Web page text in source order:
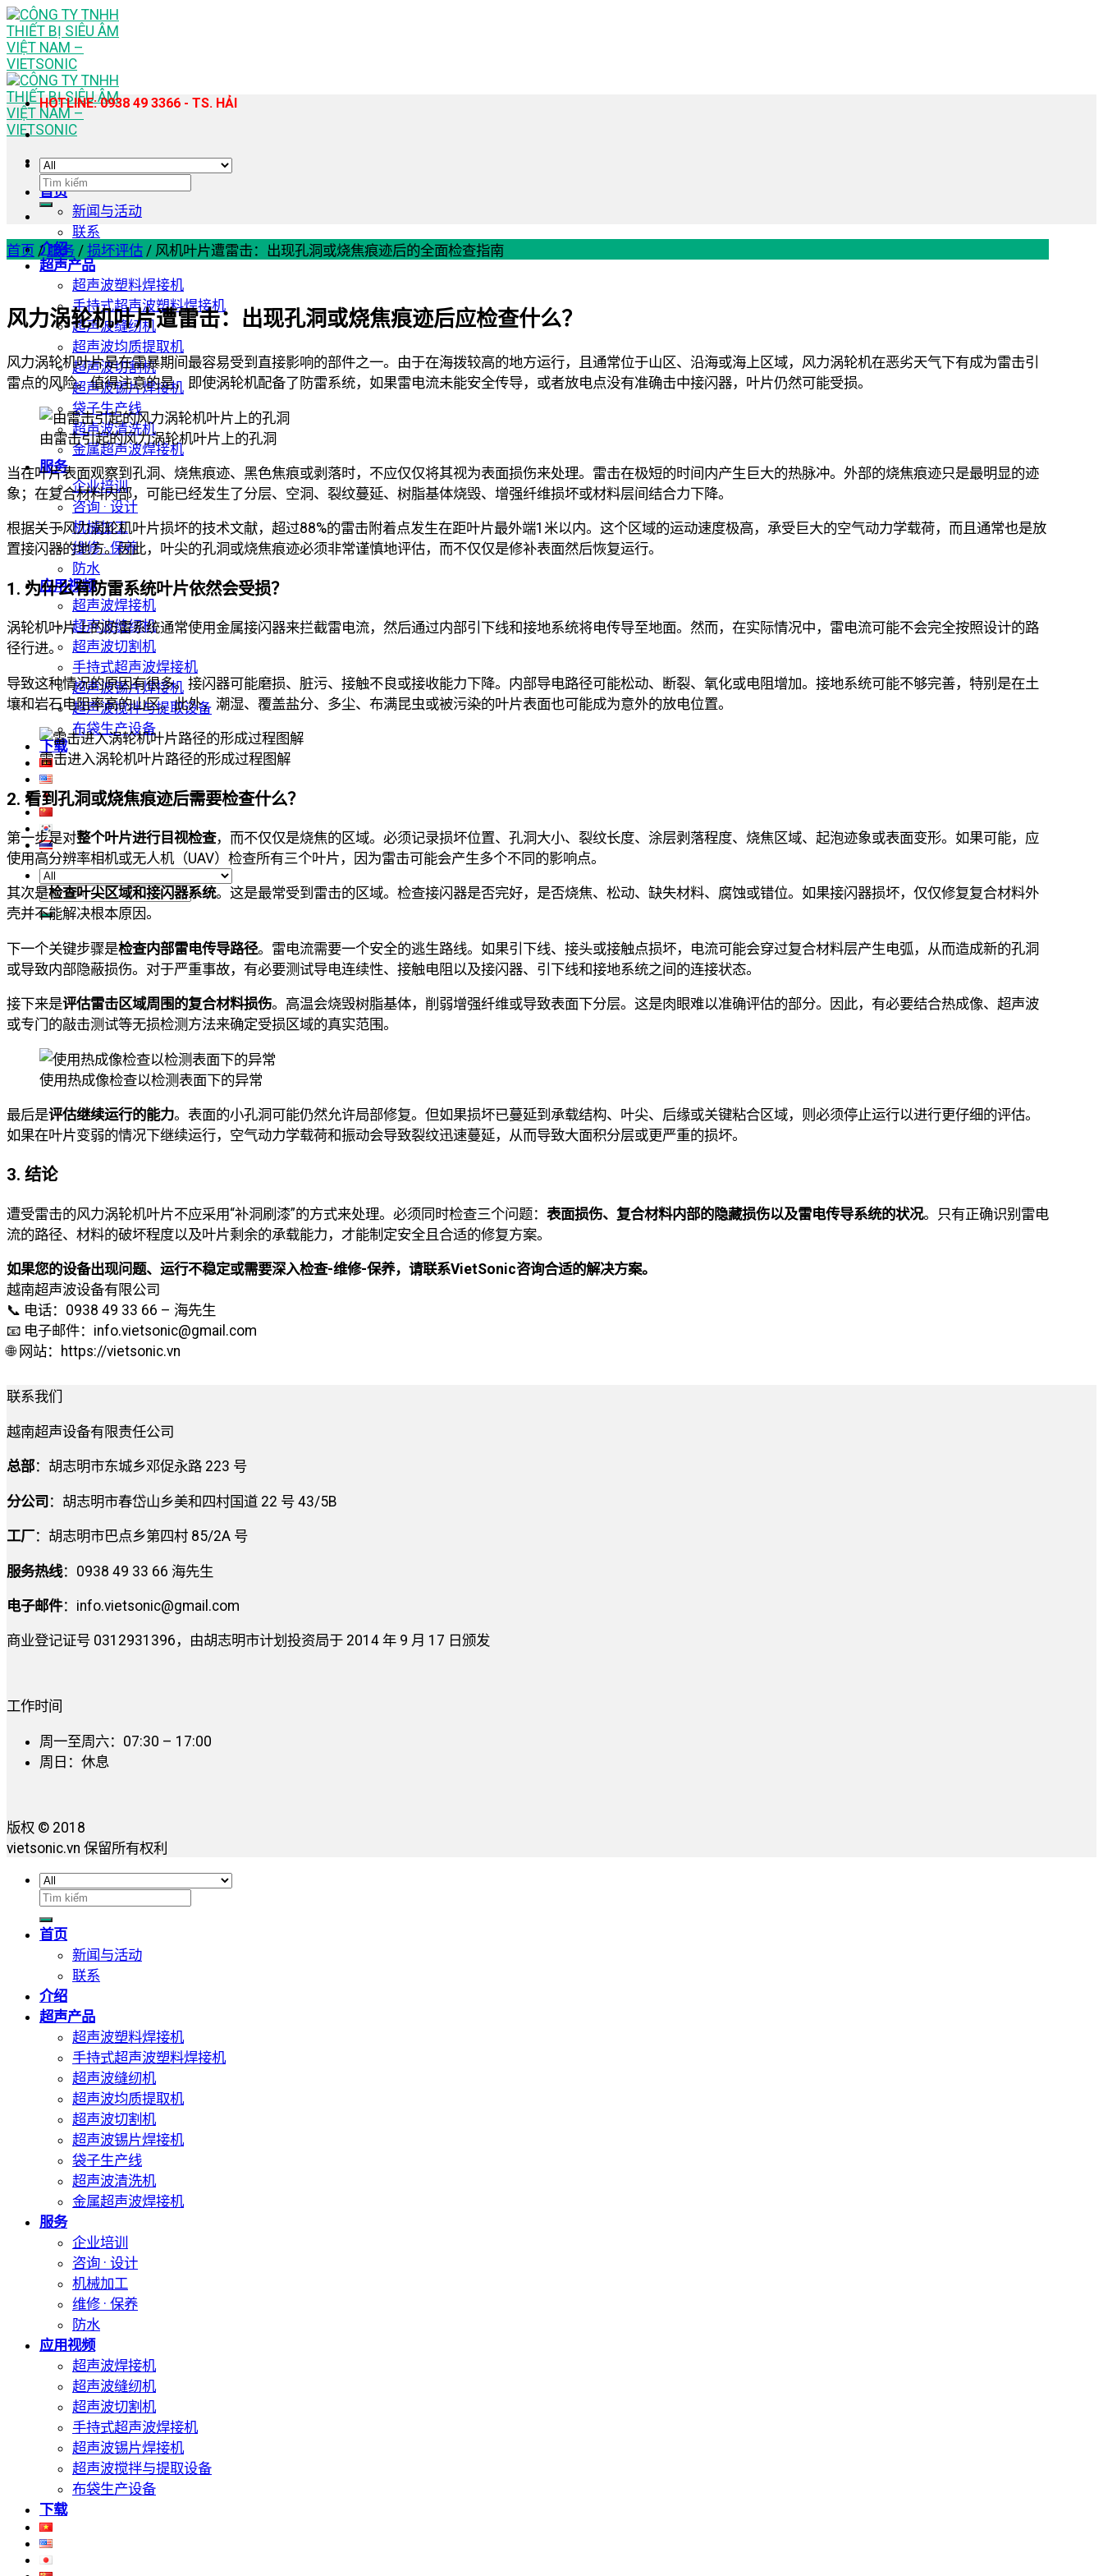
Skip
to
content
首页
新闻与活动
联系
介绍
超声产品
超声波塑料焊接机
手持式超声波塑料焊接机
超声波缝纫机
超声波均质提取机
超声波切割机
超声波锡片焊接机
袋子生产线
超声波清洗机
金属超声波焊接机
服务
企业培训
咨询 · 设计
机械加工
维修 · 保养
防水
应用视频
超声波焊接机
超声波缝纫机
超声波切割机
手持式超声波焊接机
超声波锡片焊接机
超声波搅拌与提取设备
布袋生产设备
下载
搜
索：
HOTLINE: 0938 49 3366 - TS. HẢI
搜
索：
首页 / 服务 / 损坏评估 / 风机叶片遭雷击：出现孔洞或烧焦痕迹后的全面检查指南
风力涡轮机叶片遭雷击：出现孔洞或烧焦痕迹后应检查什么？
风力涡轮机叶片是在雷暴期间最容易受到直接影响的部件之一。由于在海拨较高的地方运行，且通常位于山区、沿海或海上区域，风力涡轮机在恶劣天气下有成为雷击引
雷点的风险。值得注意的是，即使涡轮机配备了防雷系统，如果雷电流未能安全传导，或者放电点没有准确击中接闪器，叶片仍然可能受损。
由雷击引起的风力涡轮机叶片上的孔洞
当在叶片表面观察到孔洞、烧焦痕迹、黑色焦痕或剥落时，不应仅仅将其视为表面损伤来处理。雷击在极短的时间内产生巨大的热脉冲。外部的烧焦痕迹只是最明显的迹
象；在复合材料内部，可能已经发生了分层、空洞、裂纹蔓延、树脂基体烧毁、增强纤维损坏或材料层间结合力下降。
根据关于风力涡轮机叶片损坏的技术文献，超过88%的雷击附着点发生在距叶片最外端1米以内。这个区域的运动速度极高，承受巨大的空气动力学载荷，而且通常也是放
置接闪器的地方。因此，叶尖的孔洞或烧焦痕迹必须非常谨慎地评估，而不仅仅是修补表面然后恢复运行。
1. 为什么有防雷系统叶片依然会受损？
涡轮机叶片上的防雷系统通常使用金属接闪器来拦截雷电流，然后通过内部引下线和接地系统将电传导至地面。然而，在实际情况中，雷电流可能不会完全按照设计的路
径行进。
导致这种情况的原因有很多。接闪器可能磨损、脏污、接触不良或接收能力下降。内部导电路径可能松动、断裂、氧化或电阻增加。接地系统可能不够完善，特别是在土
壤和岩石电阻率高的山区。此外，潮湿、覆盖盐分、多尘、布满昆虫或被污染的叶片表面也可能成为意外的放电位置。
雷击进入涡轮机叶片路径的形成过程图解
2. 看到孔洞或烧焦痕迹后需要检查什么？
第一步是对整个叶片进行目视检查，而不仅仅是烧焦的区域。必须记录损坏位置、孔洞大小、裂纹长度、涂层剥落程度、烧焦区域、起泡迹象或表面变形。如果可能，应
使用高分辨率相机或无人机（UAV）检查所有三个叶片，因为雷击可能会产生多个不同的影响点。
其次是检查叶尖区域和接闪器系统。这是最常受到雷击的区域。检查接闪器是否完好，是否烧焦、松动、缺失材料、腐蚀或错位。如果接闪器损坏，仅仅修复复合材料外
壳并不能解决根本原因。
下一个关键步骤是检查内部雷电传导路径。雷电流需要一个安全的逃生路线。如果引下线、接头或接触点损坏，电流可能会穿过复合材料层产生电弧，从而造成新的孔洞
或导致内部隐蔽损伤。对于严重事故，有必要测试导电连续性、接触电阻以及接闪器、引下线和接地系统之间的连接状态。
接下来是评估雷击区域周围的复合材料损伤。高温会烧毁树脂基体，削弱增强纤维或导致表面下分层。这是肉眼难以准确评估的部分。因此，有必要结合热成像、超声波
或专门的敲击测试等无损检测方法来确定受损区域的真实范围。
使用热成像检查以检测表面下的异常
最后是评估继续运行的能力。表面的小孔洞可能仍然允许局部修复。但如果损坏已蔓延到承载结构、叶尖、后缘或关键粘合区域，则必须停止运行以进行更仔细的评估。
如果在叶片变弱的情况下继续运行，空气动力学载荷和振动会导致裂纹迅速蔓延，从而导致大面积分层或更严重的损坏。
3. 结论
遭受雷击的风力涡轮机叶片不应采用“补洞刷漆”的方式来处理。必须同时检查三个问题： 表面损伤、复合材料内部的隐藏损伤以及雷电传导系统的状况。只有正确识别雷电
流的路径、材料的破坏程度以及叶片剩余的承载能力，才能制定安全且合适的修复方案。
如果您的设备出现问题、运行不稳定或需要深入检查-维修-保养，请联系VietSonic咨询合适的解决方案。
越南超声波设备有限公司
📞 电话：0938 49 33 66 – 海先生
📧 电子邮件：info.vietsonic@gmail.com
🌐 网站：https://vietsonic.vn
联系我们
越南超声设备有限责任公司
总部：胡志明市东城乡邓促永路 223 号
分公司 ：胡志明市春岱山乡美和四村国道 22 号 43/5B
工厂：胡志明市巴点乡第四村 85/2A 号
服务热线：0938 49 33 66 海先生
电子邮件： info.vietsonic@gmail.com
商业登记证号 0312931396，由胡志明市计划投资局于 2014 年 9 月 17 日颁发
工作时间
周一至周六：07:30 – 17:00
周日：休息
版权 © 2018
vietsonic.vn 保留所有权利
搜
索：
首页
新闻与活动
联系
介绍
超声产品
超声波塑料焊接机
手持式超声波塑料焊接机
超声波缝纫机
超声波均质提取机
超声波切割机
超声波锡片焊接机
袋子生产线
超声波清洗机
金属超声波焊接机
服务
企业培训
咨询 · 设计
机械加工
维修 · 保养
防水
应用视频
超声波焊接机
超声波缝纫机
超声波切割机
手持式超声波焊接机
超声波锡片焊接机
超声波搅拌与提取设备
布袋生产设备
下载